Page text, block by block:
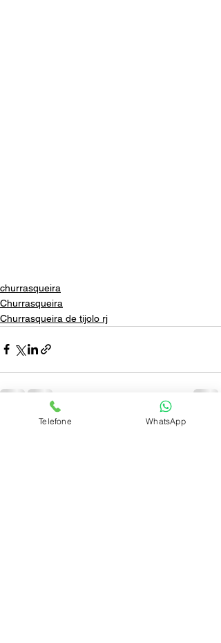
churrasqueira
Churrasqueira
Churrasqueira de tijolo rj
Posts recentes Ver tudo
Telefone WhatsApp